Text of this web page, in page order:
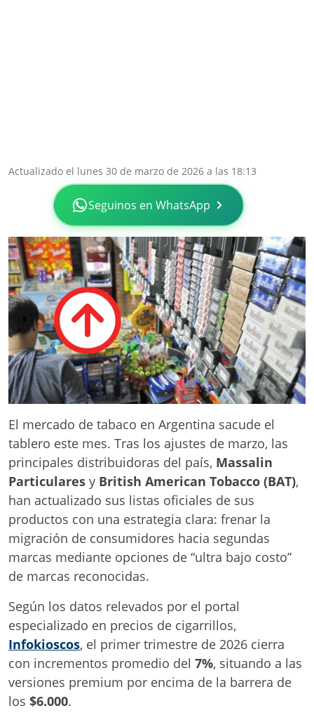
Actualizado el lunes 30 de marzo de 2026 a las 18:13
Seguinos en WhatsApp
El mercado de tabaco en Argentina sacude el
tablero este mes. Tras los ajustes de marzo, las
principales distribuidoras del país, Massalin
Particulares y British American Tobacco (BAT),
han actualizado sus listas oficiales de sus
productos con una estrategia clara: frenar la
migración de consumidores hacia segundas
marcas mediante opciones de “ultra bajo costo”
de marcas reconocidas.
Según los datos relevados por el portal
especializado en precios de cigarrillos,
Infokioscos, el primer trimestre de 2026 cierra
con incrementos promedio del 7%, situando a las
versiones premium por encima de la barrera de
los $6.000.